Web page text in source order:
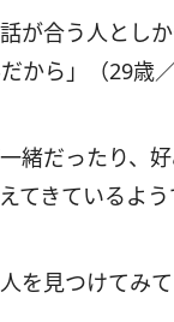
が合う人とし
から」（29歳
緒だったり、
てきているよう
を見つけてみ